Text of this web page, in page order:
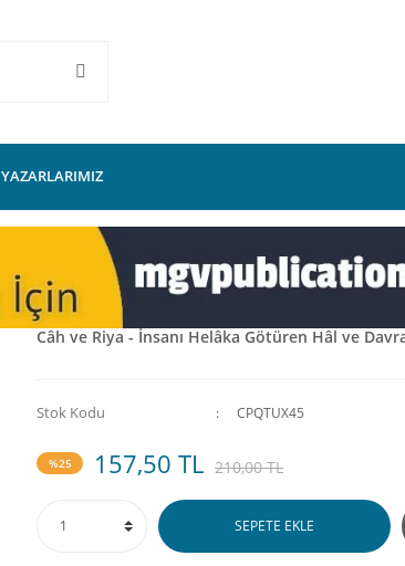
YAZARLARIMIZ
Câh ve Riya - İnsanı Helâka Götüren Hâl ve
Stok Kodu CPQTUX45
%25 157,50 TL 210,00 TL
SEPETE EKLE